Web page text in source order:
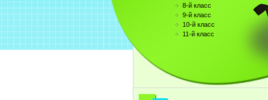
8-й класс
9-й класс
10-й класс
11-й класс